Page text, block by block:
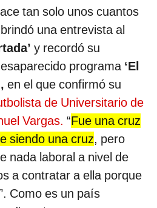
tan solo unos cuantos
brindó una entrevista al
y recordó su
programa ‘El
en el que confirmó su
de Universitario de
Vargas. “Fue una cruz
siendo una cruz, pero
nada laboral a nivel de
a contratar a ella porque
Como es un país